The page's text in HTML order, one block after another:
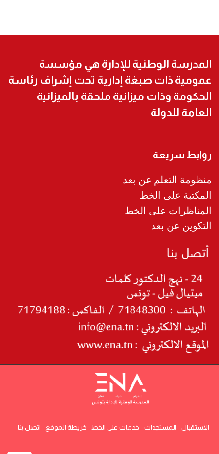
المدرسة الوطنية للإدارة هي مؤسسة
عمومية ذات صبغة إدارية تحت إشراف رئاسة
الحكومة وذات ميزانية ملحقة بالميزانية
العامة للدولة
روابط سريعة
منظومة التعلم عن بعد
المكتبة على الخط
المناظرات على الخط
التكوين عن بعد
الاستقبال المستجدات خدمات على الخط خريطة الموقع اتصل بنا